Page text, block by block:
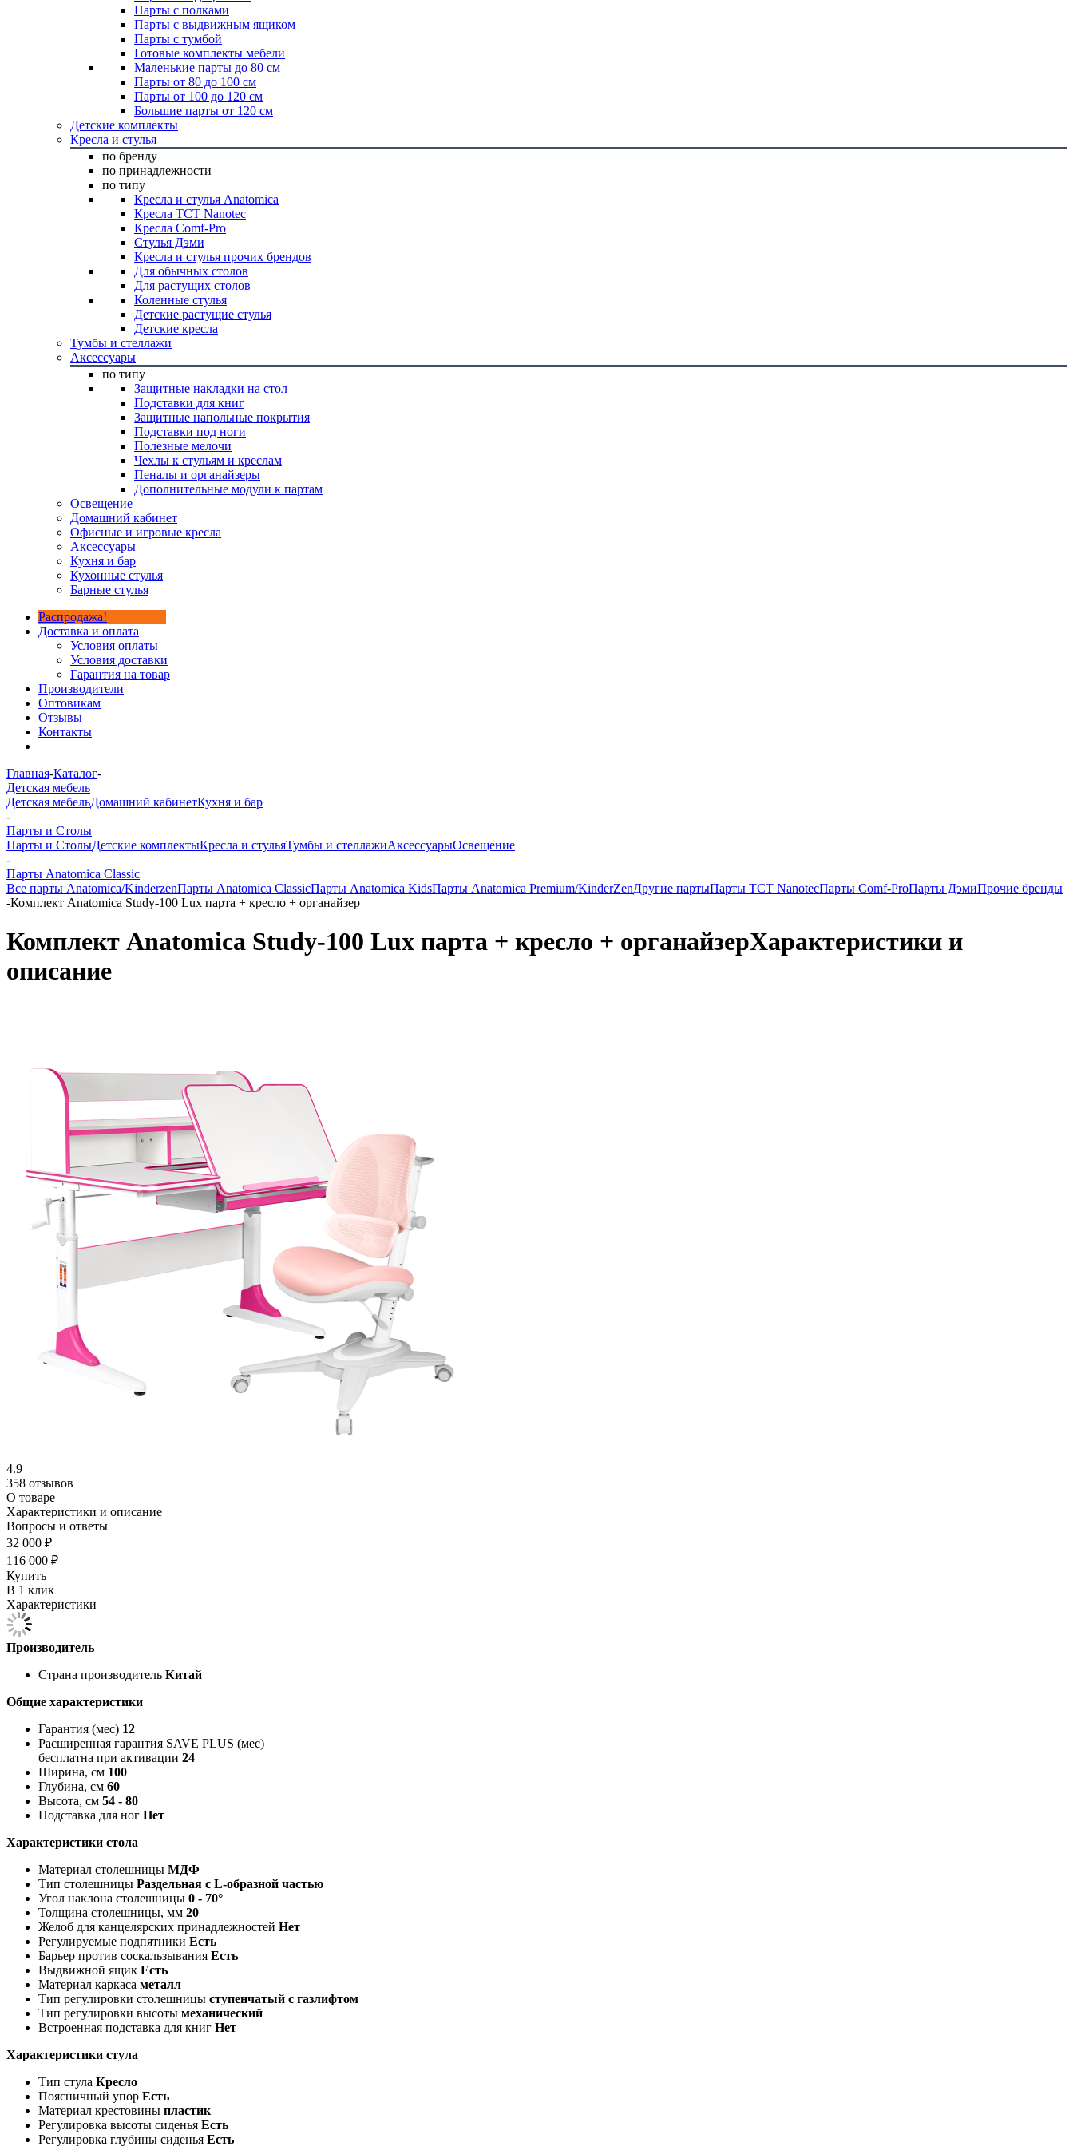
Парты с полками
Парты с выдвижным ящиком
Парты с тумбой
Готовые комплекты мебели
Маленькие парты до 80 см
Парты от 80 до 100 см
Парты от 100 до 120 см
Большие парты от 120 см
Детские комплекты
Кресла и стулья
по бренду
по принадлежности
по типу
Кресла и стулья Anatomica
Кресла TCT Nanotec
Кресла Comf-Pro
Стулья Дэми
Кресла и стулья прочих брендов
Для обычных столов
Для растущих столов
Коленные стулья
Детские растущие стулья
Детские кресла
Тумбы и стеллажи
Аксессуары
по типу
Защитные накладки на стол
Подставки для книг
Защитные напольные покрытия
Подставки под ноги
Полезные мелочи
Чехлы к стульям и креслам
Пеналы и органайзеры
Дополнительные модули к партам
Освещение
Домашний кабинет
Офисные и игровые кресла
Аксессуары
Кухня и бар
Кухонные стулья
Барные стулья
Распродажа!
Доставка и оплата
Условия оплаты
Условия доставки
Гарантия на товар
Производители
Оптовикам
Отзывы
Контакты
Главная-Каталог-
Детская мебель
Детская мебельДомашний кабинетКухня и бар
-
Парты и Столы
Парты и СтолыДетские комплектыКресла и стульяТумбы и стеллажиАксессуарыОсвещение
-
Парты Anatomica Classic
Все парты Anatomica/KinderzenПарты Anatomica ClassicПарты Anatomica KidsПарты Anatomica Premium/KinderZenДругие партыПарты TCT NanotecПарты Comf-ProПарты ДэмиПрочие бренды
-Комплект Anatomica Study-100 Lux парта + кресло + органайзер
Комплект Anatomica Study-100 Lux парта + кресло + органайзерХарактеристики и
описание
4.9
358 отзывов
О товаре
Характеристики и описание
Вопросы и ответы
32 000 ₽
116 000 ₽
Купить
В 1 клик
Характеристики
Производитель
Страна производитель Китай
Общие характеристики
Гарантия (мес) 12
Расширенная гарантия SAVE PLUS (мес)
бесплатна при активации 24
Ширина, см 100
Глубина, см 60
Высота, см 54 - 80
Подставка для ног Нет
Характеристики стола
Материал столешницы МДФ
Тип столешницы Раздельная с L-образной частью
Угол наклона столешницы 0 - 70°
Толщина столешницы, мм 20
Желоб для канцелярских принадлежностей Нет
Регулируемые подпятники Есть
Барьер против соскальзывания Есть
Выдвижной ящик Есть
Материал каркаса металл
Тип регулировки столешницы ступенчатый с газлифтом
Тип регулировки высоты механический
Встроенная подставка для книг Нет
Характеристики стула
Тип стула Кресло
Поясничный упор Есть
Материал крестовины пластик
Регулировка высоты сиденья Есть
Регулировка глубины сиденья Есть